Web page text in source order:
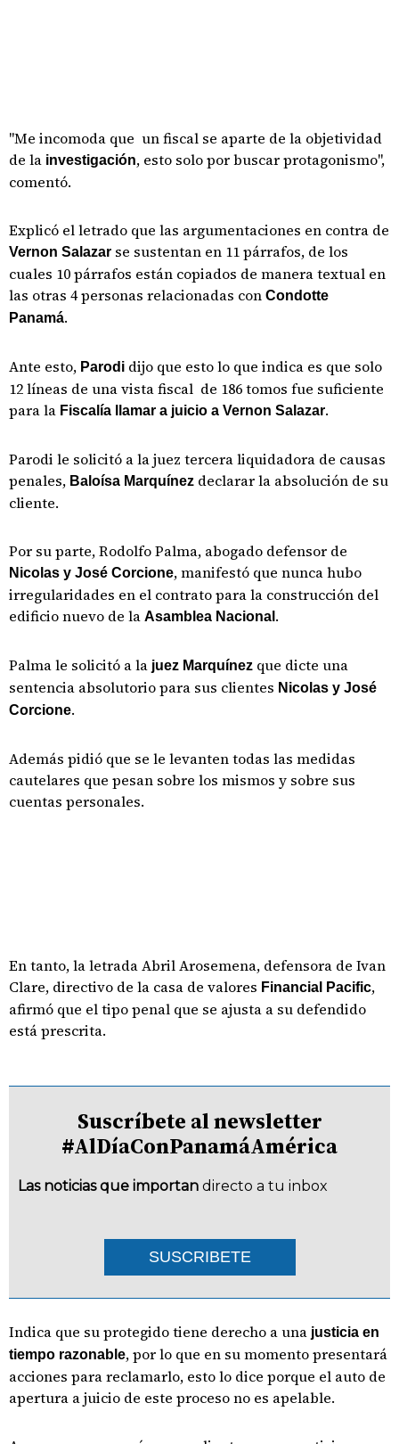
"Me incomoda que un fiscal se aparte de la objetividad
de la investigación, esto solo por buscar protagonismo",
comentó.
Explicó el letrado que las argumentaciones en contra de
Vernon Salazar se sustentan en 11 párrafos, de los
cuales 10 párrafos están copiados de manera textual en
las otras 4 personas relacionadas con Condotte
Panamá.
Ante esto, Parodi dijo que esto lo que indica es que solo
12 líneas de una vista fiscal de 186 tomos fue suficiente
para la Fiscalía llamar a juicio a Vernon Salazar.
Parodi le solicitó a la juez tercera liquidadora de causas
penales, Baloísa Marquínez declarar la absolución de su
cliente.
Por su parte, Rodolfo Palma, abogado defensor de
Nicolas y José Corcione, manifestó que nunca hubo
irregularidades en el contrato para la construcción del
edificio nuevo de la Asamblea Nacional .
Palma le solicitó a la juez Marquínez que dicte una
sentencia absolutorio para sus clientes Nicolas y José
Corcione.
Además pidió que se le levanten todas las medidas
cautelares que pesan sobre los mismos y sobre sus
cuentas personales.
En tanto, la letrada Abril Arosemena, defensora de Ivan
Clare, directivo de la casa de valores Financial Pacific,
afirmó que el tipo penal que se ajusta a su defendido
está prescrita.
Suscríbete al newsletter
#AlDíaConPanamáAmérica
Las noticias que importan directo a tu inbox
SUSCRIBETE
Indica que su protegido tiene derecho a una justicia en
tiempo razonable, por lo que en su momento presentará
acciones para reclamarlo, esto lo dice porque el auto de
apertura a juicio de este proceso no es apelable.